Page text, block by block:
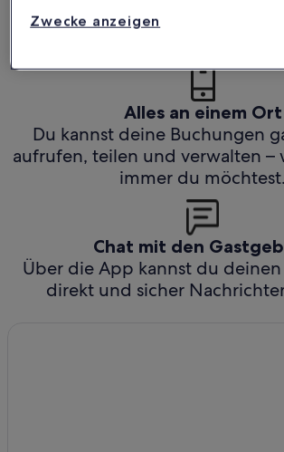
Unser Kundenservice ist rund
Alles an einem Ort
Du kannst deine Buchungen
aufrufen, teilen und verwalten –
immer du möchtest.
Chat mit den
Über die App kannst du
direkt und sicher
Zwecke anzeigen